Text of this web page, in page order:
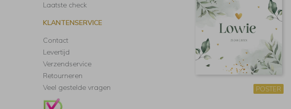
Laatste check
KLANTENSERVICE
Contact
Levertijd
Verzendservice
Retourneren
Veel gestelde vragen
POSTER